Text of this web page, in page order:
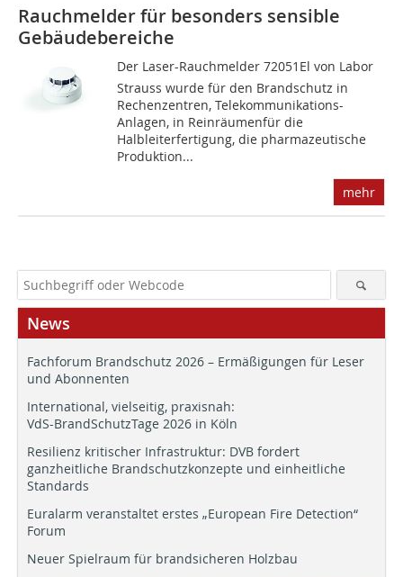
Rauchmelder für besonders sensible
Gebäudebereiche
Der Laser-Rauchmelder 72051El von Labor
Strauss wurde für den Brandschutz in
Rechenzentren, Telekommunikations-
Anlagen, in Reinräumenfür die
Halbleiterfertigung, die pharmazeutische
Produktion...
mehr
News
Fachforum Brandschutz 2026 – Ermäßigungen für Leser
und Abonnenten
International, vielseitig, praxisnah:
VdS-BrandSchutzTage 2026 in Köln
Resilienz kritischer Infrastruktur: DVB fordert
ganzheitliche Brandschutzkonzepte und einheitliche
Standards
Euralarm veranstaltet erstes „European Fire Detection“
Forum
Neuer Spielraum für brandsicheren Holzbau